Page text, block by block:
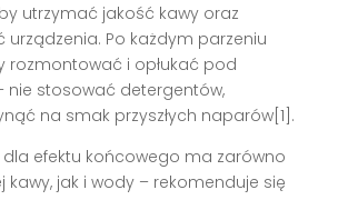
utrzymać jakość kawy oraz
urządzenia. Po każdym parzeniu
rozmontować i opłukać pod
nie stosować detergentów,
na smak przyszłych naparów[1].
dla efektu końcowego ma zarówno
kawy, jak i wody – rekomenduje się